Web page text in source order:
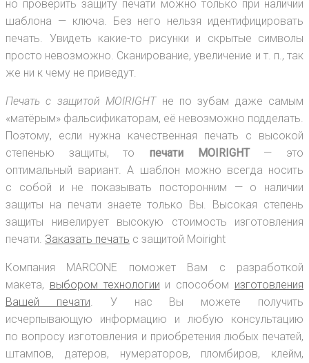
но проверить защиту печати можно только при наличии
шаблона — ключа. Без него нельзя идентифицировать
печать. Увидеть какие-то рисунки и скрытые символы
просто невозможно. Сканирование, увеличение и т. п., так
же ни к чему не приведут.
Печать с защитой MOIRIGHTне по зубам даже самым
«матёрым» фальсификаторам, её невозможно подделать.
Поэтому, если нужна качественная печать с высокой
степенью защиты, то печати MOIRIGHT— это
оптимальный вариант. А шаблон можно всегда носить
с собой и не показывать посторонним — о наличии
защиты на печати знаете только Вы. Высокая степень
защиты нивелирует высокую стоимость изготовления
печати. Заказать печать с защитой Moiright
Компания MARCONE поможет Вам с разработкой
макета, выбором технологии и способом изготовления
Вашей печати . У нас Вы можете получить
исчерпывающую информацию и любую консультацию
по вопросу изготовления и приобретения любых печатей,
штампов, датеров, нумераторов, пломбиров, клейм,